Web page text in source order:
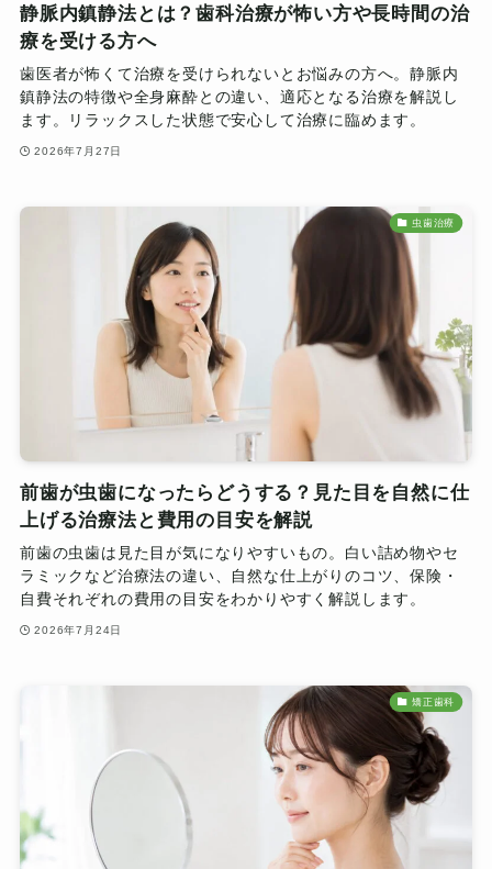
静脈内鎮静法とは？歯科治療が怖い方や長時間の治
療を受ける方へ
歯医者が怖くて治療を受けられないとお悩みの方へ。静脈内
鎮静法の特徴や全身麻酔との違い、適応となる治療を解説し
ます。リラックスした状態で安心して治療に臨めます。
2026年7月27日
虫歯治療
前歯が虫歯になったらどうする？見た目を自然に仕
上げる治療法と費用の目安を解説
前歯の虫歯は見た目が気になりやすいもの。白い詰め物やセ
ラミックなど治療法の違い、自然な仕上がりのコツ、保険・
自費それぞれの費用の目安をわかりやすく解説します。
2026年7月24日
矯正歯科